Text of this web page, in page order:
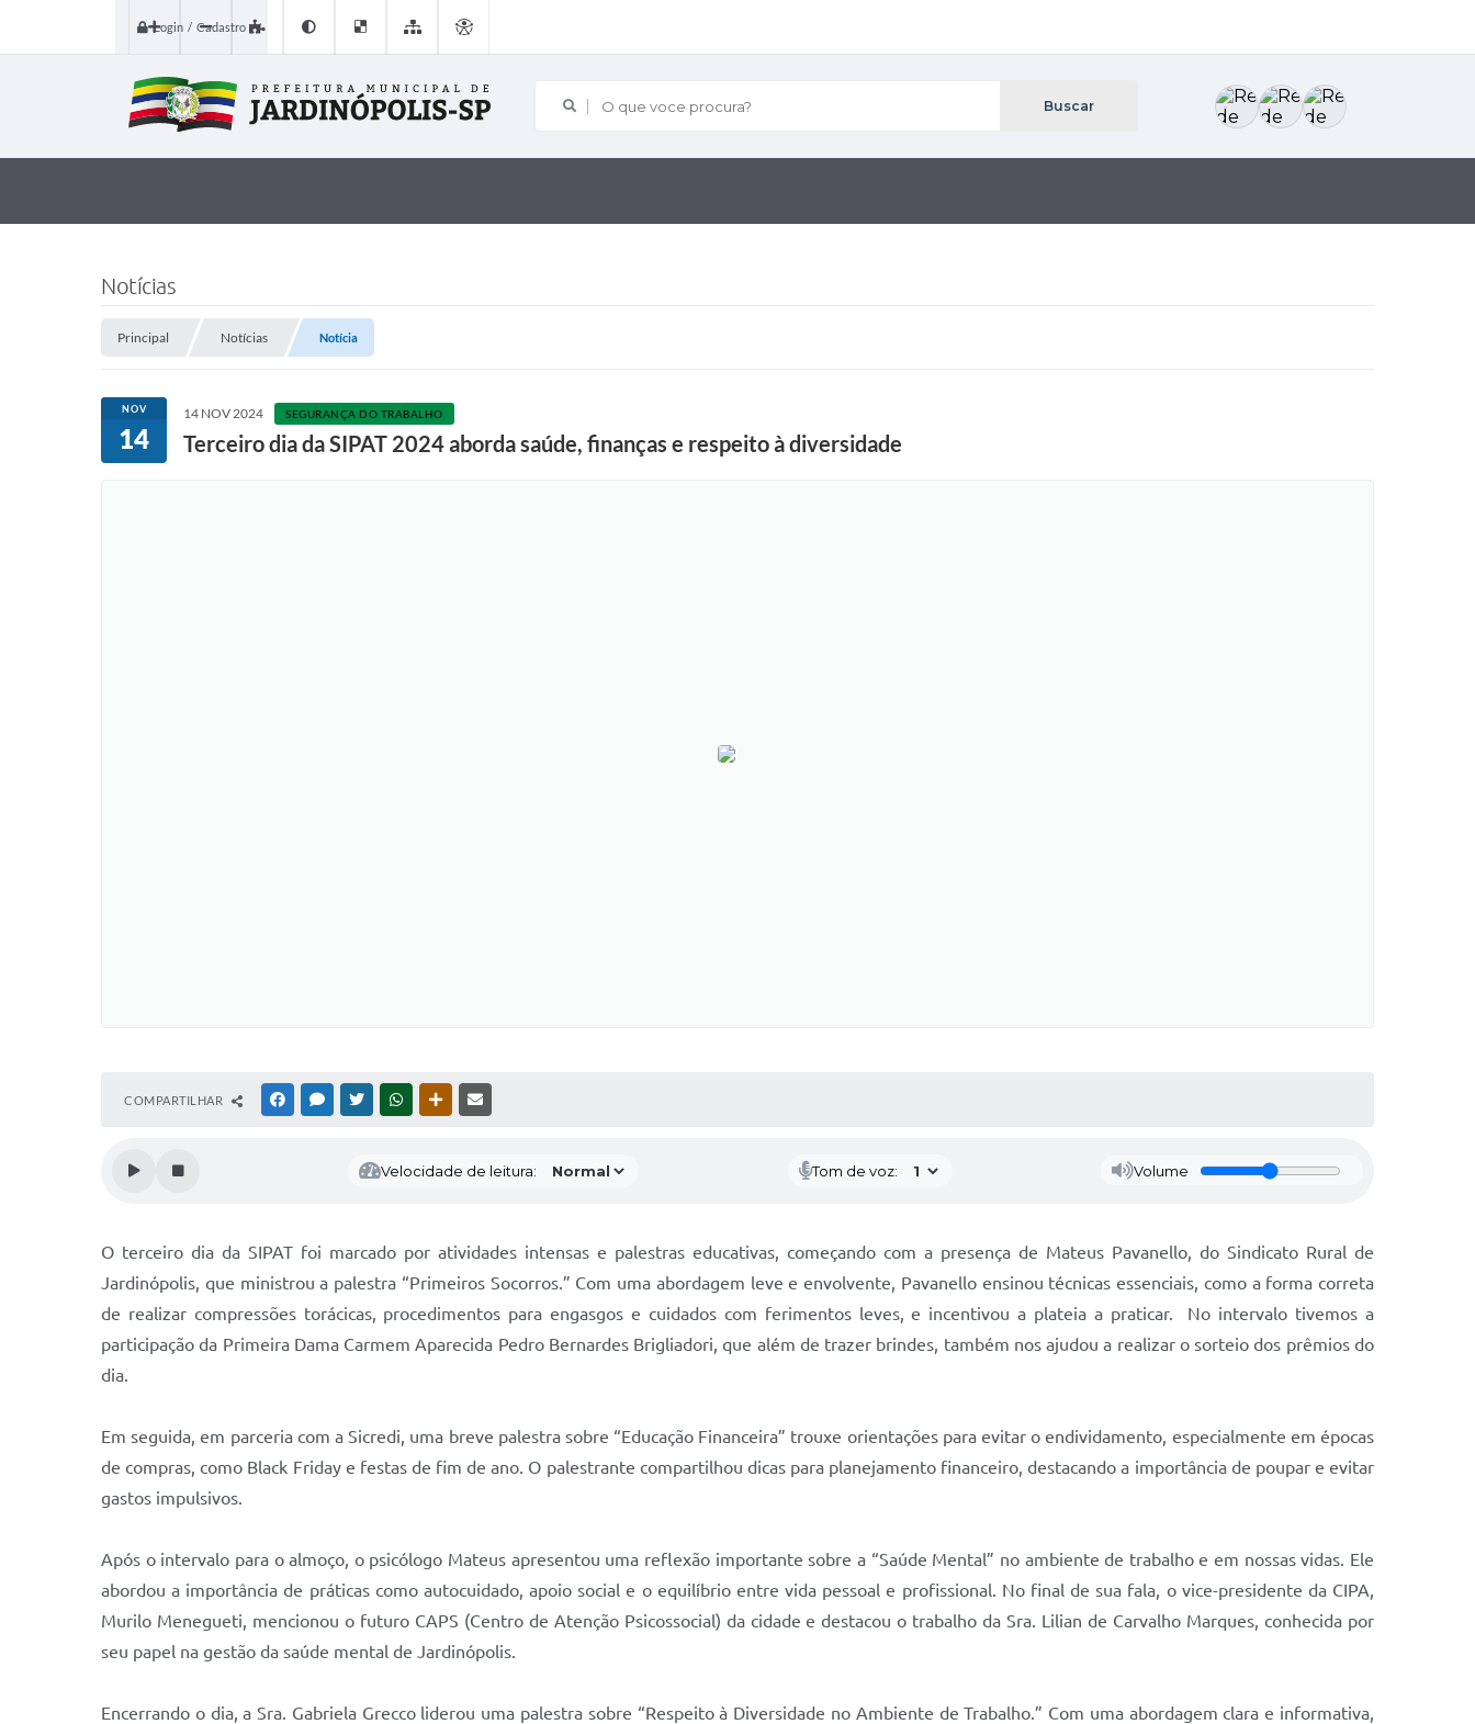
Login / Cadastro
O que voce procura?
Notícias
Principal Notícias Notícia
NOV
14
14 NOV 2024 SEGURANÇA DO TRABALHO
Terceiro dia da SIPAT 2024 aborda saúde, finanças e respeito à diversidade
COMPARTILHAR FACEBOOKMESSENGER
TWITTERWHATSAPPOUTRAS MÍDIAS
Velocidade de leitura: Tom de voz: Volume
O terceiro dia da SIPAT foi marcado por atividades intensas e palestras educativas, começando com a presença de Mateus Pavanello, do Sindicato Rural de
Jardinópolis, que ministrou a palestra “Primeiros Socorros.” Com uma abordagem leve e envolvente, Pavanello ensinou técnicas essenciais, como a forma correta
de realizar compressões torácicas, procedimentos para engasgos e cuidados com ferimentos leves, e incentivou a plateia a praticar. No intervalo tivemos a
participação da Primeira Dama Carmem Aparecida Pedro Bernardes Brigliadori, que além de trazer brindes, também nos ajudou a realizar o sorteio dos prêmios do
dia.
Em seguida, em parceria com a Sicredi, uma breve palestra sobre “Educação Financeira” trouxe orientações para evitar o endividamento, especialmente em épocas
de compras, como Black Friday e festas de fim de ano. O palestrante compartilhou dicas para planejamento financeiro, destacando a importância de poupar e evitar
gastos impulsivos.
Após o intervalo para o almoço, o psicólogo Mateus apresentou uma reflexão importante sobre a “Saúde Mental” no ambiente de trabalho e em nossas vidas. Ele
abordou a importância de práticas como autocuidado, apoio social e o equilíbrio entre vida pessoal e profissional. No final de sua fala, o vice-presidente da CIPA,
Murilo Menegueti, mencionou o futuro CAPS (Centro de Atenção Psicossocial) da cidade e destacou o trabalho da Sra. Lilian de Carvalho Marques, conhecida por
seu papel na gestão da saúde mental de Jardinópolis.
Encerrando o dia, a Sra. Gabriela Grecco liderou uma palestra sobre “Respeito à Diversidade no Ambiente de Trabalho.” Com uma abordagem clara e informativa,